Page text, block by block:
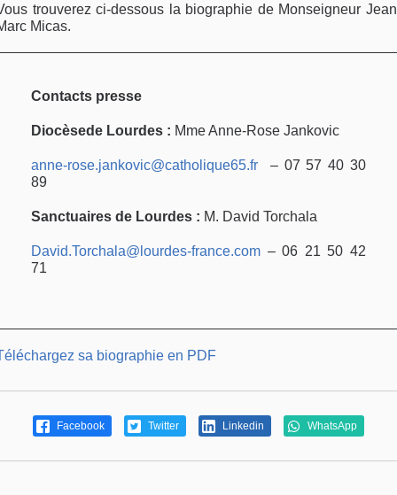
trouverez ci-dessous la biographie de Monseigneur
Micas.
Contacts presse
Diocèsede Lourdes : Mme Anne-Rose Jankovic
anne-rose.jankovic@catholique65.fr – 07 57 40 30
89
Sanctuaires de Lourdes : M. David Torchala
David.Torchala@lourdes-france.com – 06 21 50 42
71
sa biographie en PDF
Facebook Twitter Linkedin WhatsApp